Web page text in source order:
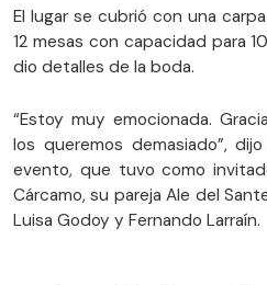
El lugar se cubrió con una
12 mesas con capacidad para
dio detalles de la boda.
“Estoy muy emocionada.
los queremos demasiado”,
evento, que tuvo como
Cárcamo, su pareja Ale del
Luisa Godoy y Fernando Larraín.